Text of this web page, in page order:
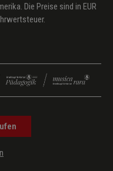
Die Preise sind in EUR